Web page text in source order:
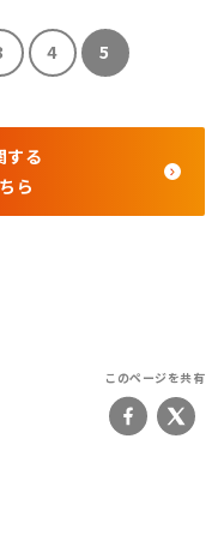
4 5
する
ら
このページを共有